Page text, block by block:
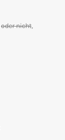
oder nicht,